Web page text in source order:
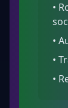
•
•
•
•